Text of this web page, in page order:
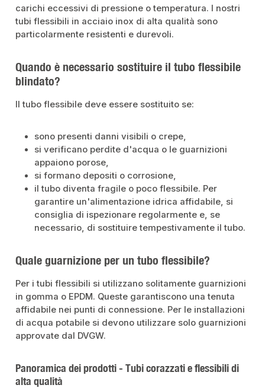
carichi eccessivi di pressione o temperatura. I nostri
tubi flessibili in acciaio inox di alta qualità sono
particolarmente resistenti e durevoli.
Quando è necessario sostituire il tubo flessibile
blindato?
Il tubo flessibile deve essere sostituito se:
sono presenti danni visibili o crepe,
si verificano perdite d'acqua o le guarnizioni
appaiono porose,
si formano depositi o corrosione,
il tubo diventa fragile o poco flessibile. Per
garantire un'alimentazione idrica affidabile, si
consiglia di ispezionare regolarmente e, se
necessario, di sostituire tempestivamente il tubo.
Quale guarnizione per un tubo flessibile?
Per i tubi flessibili si utilizzano solitamente guarnizioni
in gomma o EPDM. Queste garantiscono una tenuta
affidabile nei punti di connessione. Per le installazioni
di acqua potabile si devono utilizzare solo guarnizioni
approvate dal DVGW.
Panoramica dei prodotti - Tubi corazzati e flessibili di
alta qualità